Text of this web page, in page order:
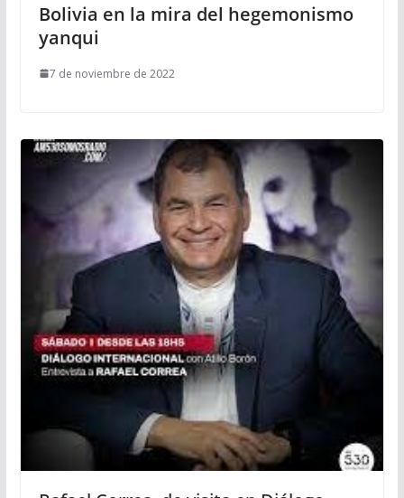
Bolivia en la mira del hegemonismo
yanqui
7 de noviembre de 2022